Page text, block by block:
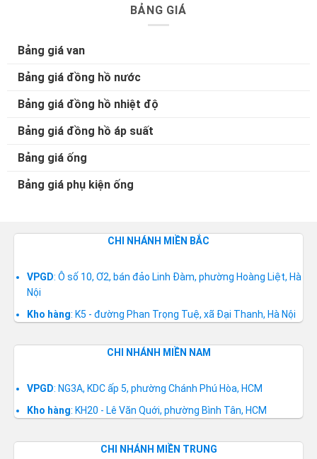
BẢNG GIÁ
Bảng giá van
Bảng giá đồng hồ nước
Bảng giá đồng hồ nhiệt độ
Bảng giá đồng hồ áp suất
Bảng giá ống
Bảng giá phụ kiện ống
CHI NHÁNH MIỀN BẮC
VPGD: Ô số 10, Ơ2, bán đảo Linh Đàm, phường Hoàng Liệt, Hà
Nội
Kho hàng: K5 - đường Phan Trọng Tuệ, xã Đại Thanh, Hà Nội
CHI NHÁNH MIỀN NAM
VPGD: NG3A, KDC ấp 5, phường Chánh Phú Hòa, HCM
Kho hàng: KH20 - Lê Văn Quới, phường Bình Tân, HCM
CHI NHÁNH MIỀN TRUNG